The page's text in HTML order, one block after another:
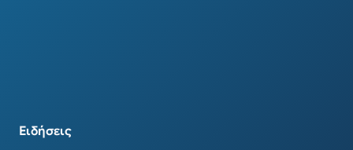
Ειδήσεις